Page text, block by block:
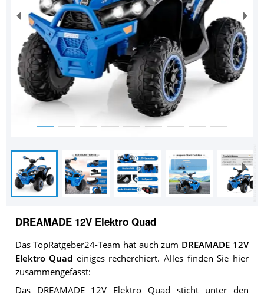
DREAMADE 12V Elektro Quad
Das TopRatgeber24-Team hat auch zum DREAMADE 12V
Elektro Quad einiges recherchiert. Alles finden Sie hier
zusammengefasst:
Das DREAMADE 12V Elektro Quad sticht unter den